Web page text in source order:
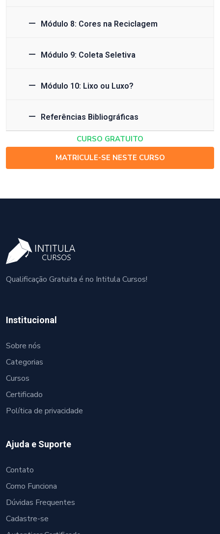
Módulo 8: Cores na Reciclagem
Módulo 9: Coleta Seletiva
Módulo 10: Lixo ou Luxo?
Referências Bibliográficas
CURSO GRATUITO
MATRICULE-SE NESTE CURSO
Qualificação Gratuita é no Intitula Cursos!
Institucional
Sobre nós
Categorias
Cursos
Certificado
Política de privacidade
Ajuda e Suporte
Contato
Como Funciona
Dúvidas Frequentes
Cadastre-se